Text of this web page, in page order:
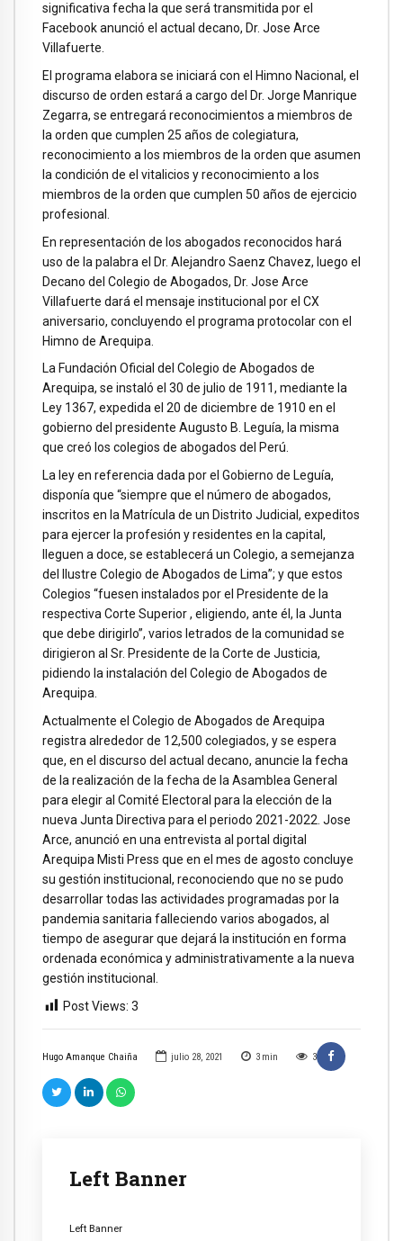
Hugo Amanque Chaiña julio 28, 2021 3 min 3
Left Banner
Left Banner
significativa fecha la que será transmitida por el
Facebook anunció el actual decano, Dr. Jose Arce
Villafuerte.
El programa elabora se iniciará con el Himno Nacional, el
discurso de orden estará a cargo del Dr. Jorge Manrique
Zegarra, se entregará reconocimientos a miembros de
la orden que cumplen 25 años de colegiatura,
reconocimiento a los miembros de la orden que asumen
la condición de el vitalicios y reconocimiento a los
miembros de la orden que cumplen 50 años de ejercicio
profesional.
En representación de los abogados reconocidos hará
uso de la palabra el Dr. Alejandro Saenz Chavez, luego el
Decano del Colegio de Abogados, Dr. Jose Arce
Villafuerte dará el mensaje institucional por el CX
aniversario, concluyendo el programa protocolar con el
Himno de Arequipa.
La Fundación Oficial del Colegio de Abogados de
Arequipa, se instaló el 30 de julio de 1911, mediante la
Ley 1367, expedida el 20 de diciembre de 1910 en el
gobierno del presidente Augusto B. Leguía, la misma
que creó los colegios de abogados del Perú.
La ley en referencia dada por el Gobierno de Leguía,
disponía que “siempre que el número de abogados,
inscritos en la Matrícula de un Distrito Judicial, expeditos
para ejercer la profesión y residentes en la capital,
lleguen a doce, se establecerá un Colegio, a semejanza
del Ilustre Colegio de Abogados de Lima”; y que estos
Colegios “fuesen instalados por el Presidente de la
respectiva Corte Superior , eligiendo, ante él, la Junta
que debe dirigirlo”, varios letrados de la comunidad se
dirigieron al Sr. Presidente de la Corte de Justicia,
pidiendo la instalación del Colegio de Abogados de
Arequipa.
Actualmente el Colegio de Abogados de Arequipa
registra alrededor de 12,500 colegiados, y se espera
que, en el discurso del actual decano, anuncie la fecha
de la realización de la fecha de la Asamblea General
para elegir al Comité Electoral para la elección de la
nueva Junta Directiva para el periodo 2021-2022. Jose
Arce, anunció en una entrevista al portal digital
Arequipa Misti Press que en el mes de agosto concluye
su gestión institucional, reconociendo que no se pudo
desarrollar todas las actividades programadas por la
pandemia sanitaria falleciendo varios abogados, al
tiempo de asegurar que dejará la institución en forma
ordenada económica y administrativamente a la nueva
gestión institucional.
Post Views: 3